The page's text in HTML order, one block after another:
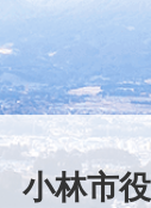
小林市